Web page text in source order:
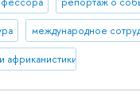
международное
африканистики